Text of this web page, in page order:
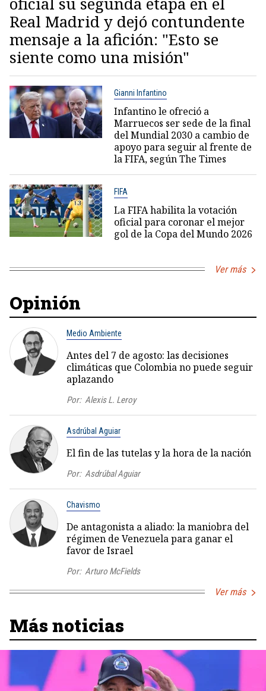
Real Madrid y dejó contundente
mensaje a la afición: "Esto se
siente como una misión"
Gianni Infantino
Infantino le ofreció a
Marruecos ser sede de la final
del Mundial 2030 a cambio de
apoyo para seguir al frente de
la FIFA, según The Times
FIFA
La FIFA habilita la votación
oficial para coronar el mejor
gol de la Copa del Mundo 2026
Ver más
Opinión
Medio Ambiente
Antes del 7 de agosto: las decisiones
climáticas que Colombia no puede seguir
aplazando
Por: Alexis L. Leroy
Asdrúbal Aguiar
El fin de las tutelas y la hora de la nación
Por: Asdrúbal Aguiar
Chavismo
De antagonista a aliado: la maniobra del
régimen de Venezuela para ganar el
favor de Israel
Por: Arturo McFields
Ver más
Más noticias